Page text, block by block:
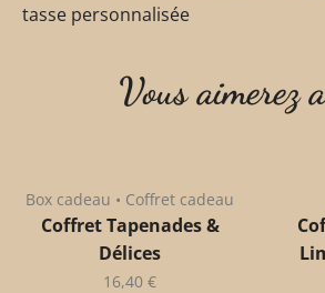
tasse personnalisée
Vous aimerez
Box cadeau • Coffret cadeau
Coffret Tapenades &
Délices
16,40 €